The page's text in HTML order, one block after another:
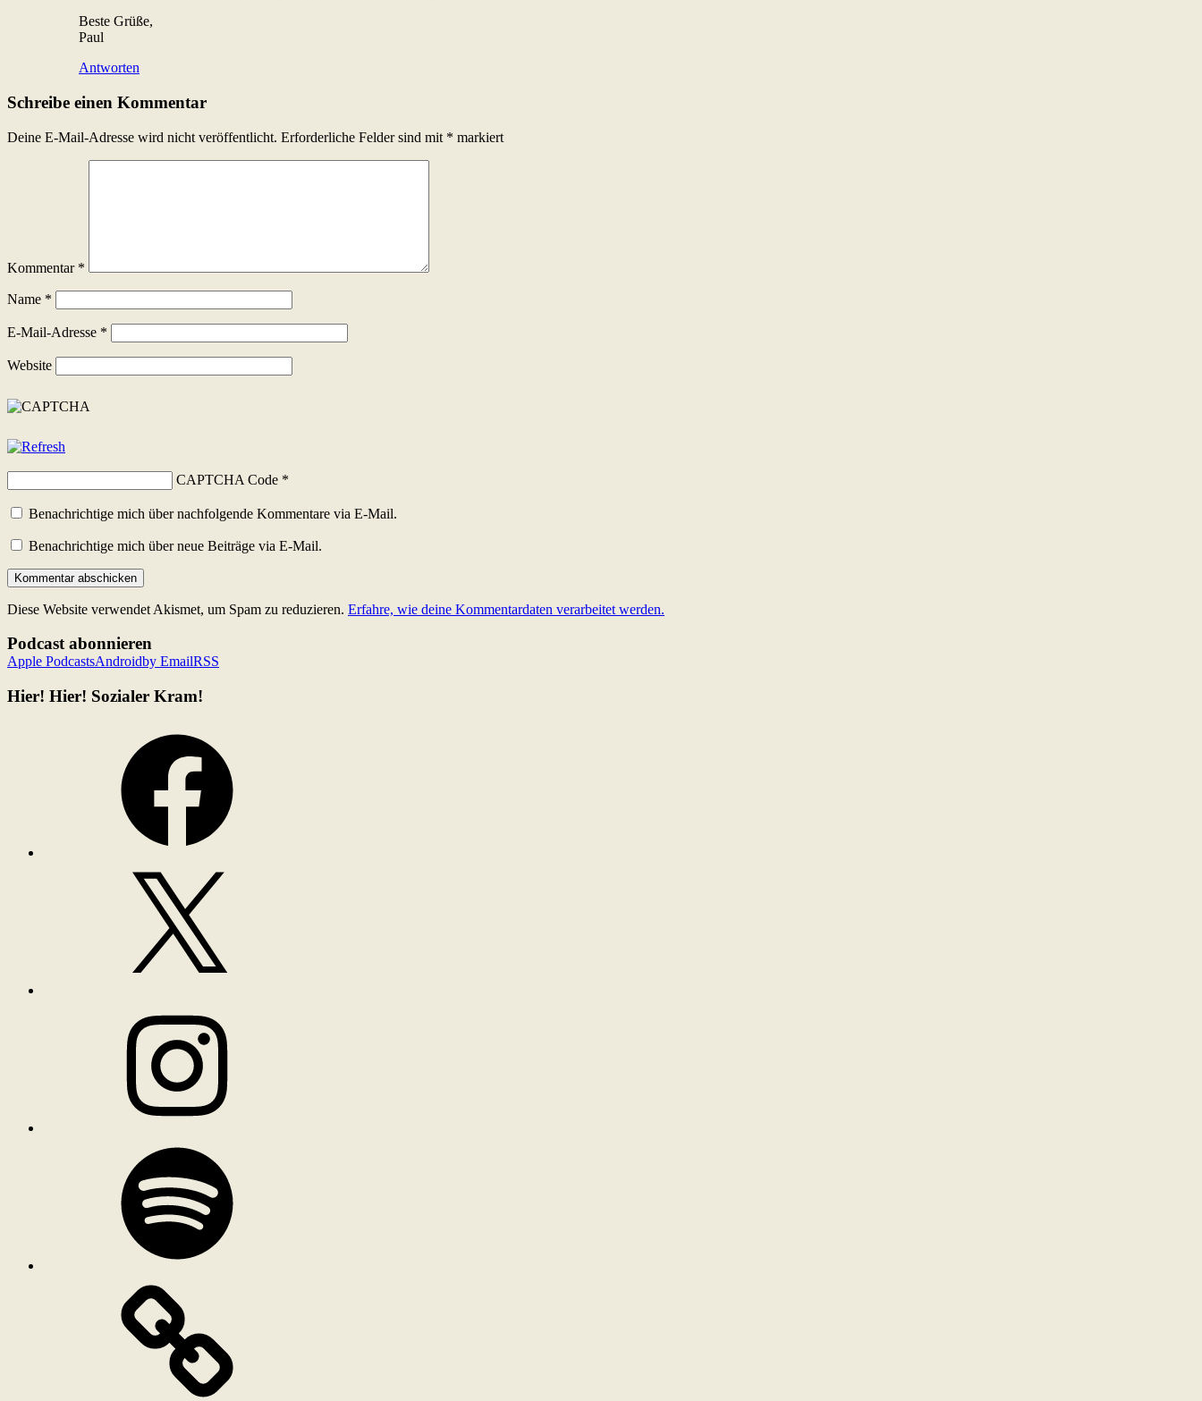
Beste Grüße,
Paul
Antworten
Schreibe einen Kommentar
Deine E-Mail-Adresse wird nicht veröffentlicht. Erforderliche Felder sind mit * markiert
Kommentar *
Name *
E-Mail-Adresse *
Website
CAPTCHA Code *
Benachrichtige mich über nachfolgende Kommentare via E-Mail.
Benachrichtige mich über neue Beiträge via E-Mail.
Diese Website verwendet Akismet, um Spam zu reduzieren. Erfahre, wie deine Kommentardaten verarbeitet werden.
Podcast abonnieren
Apple PodcastsAndroidby EmailRSS
Hier! Hier! Sozialer Kram!